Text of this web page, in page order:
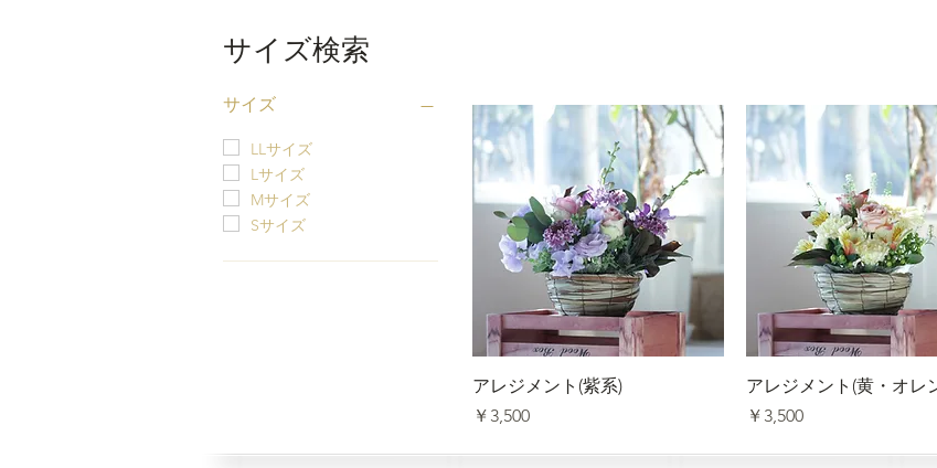
サイズ検索
サイズ
LLサイズ
Lサイズ
Mサイズ
Sサイズ
クイックビュー
アレジメント(紫系)
価格
￥3,500
クイックビュー
アレジメント(黄・オレ
価格
￥3,500